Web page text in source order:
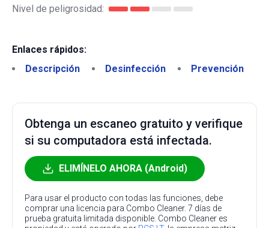
Nivel de peligrosidad:
Enlaces rápidos:
Descripción
Desinfección Prevención
Obtenga un escaneo gratuito y verifique
si su computadora está infectada.
ELIMÍNELO AHORA (Android)
Para usar el producto con todas las funciones, debe
comprar una licencia para Combo Cleaner. 7 días de
prueba gratuita limitada disponible. Combo Cleaner es